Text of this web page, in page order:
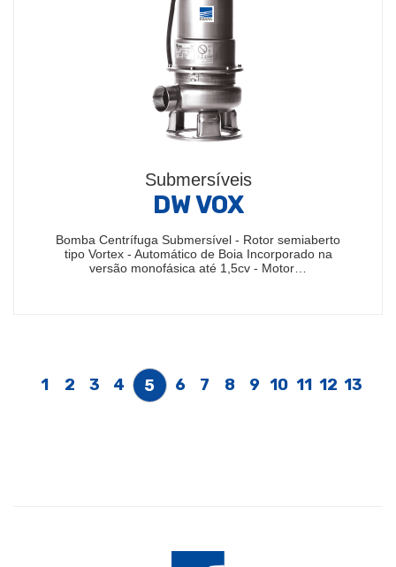
Submersíveis
DW VOX
Bomba Centrífuga Submersível - Rotor semiaberto
tipo Vortex - Automático de Boia Incorporado na
versão monofásica até 1,5cv - Motor…
1 2 3 4 5 6 7 8 9 10 11 12 13